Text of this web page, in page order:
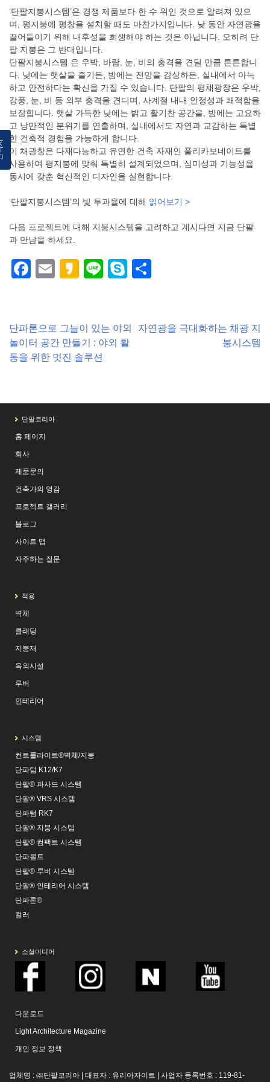
‘단팔지붕시스템’은 경쟁 제품보다 한 수 위인 것으로 알려져 있으
며, 평지붕에 평창을 설치할 때도 마찬가지입니다. 낮 동안 자연광을
끌어들이기 위해 내후성을 희생해야 하는 것은 아닙니다. 오히려 단
팔 지붕은 그 반대입니다.
단팔지붕시스템 은 우박, 바람, 눈, 비의 충격을 견딜 만큼 튼튼합니
다. 낮에는 햇살을 즐기든, 밤에는 전망을 감상하든, 실내에서 아늑
하고 안전하다는 확신을 가질 수 있습니다. 단팔의 평채광창은 우박,
강풍, 눈, 비 등 외부 충격을 견디며, 사계절 내내 안정성과 쾌적함을
보장합니다. 햇살 가득한 낮에는 밝고 활기찬 공간을, 밤에는 고요하
고 낭만적인 분위기를 연출하며, 실내에서도 자연과 교감하는 특별
한 건축적 경험을 가능하게 합니다.
이 채광창은 다재다능하고 유연한 건축 자재인 폴리카보네이트를
사용하여 평지붕에 맞춰 특별히 설계되었으며, 심미성과 기능성을
동시에 갖춘 혁신적인 디자인을 실현합니다.
‘단팔지붕시스템’의 빛 투과율에 대해 읽어보기 >
다음 프로젝트에 대해 지붕시스템을 고려하고 계시다면 지금 단팔
과 만남을 하세요.
Facebook
EmailKakaoLineSkype
Post
navigation
단파론으로 그늘이 있는 야외
놀이터 공간 만들기 : 야외 활
동을 위한 멋진 솔루션
자연광을 극대화하는 채광 지
붕시스템
단팔코리아
홈 페이지
회사
제품문의
건축가의 영감
프로젝트 갤러리
블로그
사이트 맵
자주하는 질문
적용
벽체
클래딩
지붕재
옥외시설
루버
인테리어
시스템
컨트롤라이트®벽체/지붕
단파텀 K12/K7
단팔® 파사드 시스템
단팔® VRS 시스템
단파텀 RK7
단팔® 지붕 시스템
단팔® 컴팩트 시스템
단파볼트
단팔® 루버 시스템
단팔® 인테리어 시스템
단파론®
컬러
소셜미디어
다운로드
Light Architecture Magazine
개인 정보 정책
업체명 : ㈜단팔코리아 | 대표자 : 유리아자이트 | 사업자 등록번호 : 119-81-